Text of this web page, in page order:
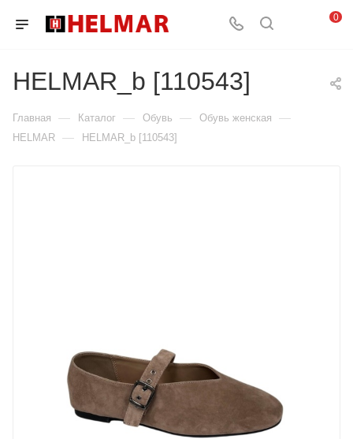
0
HELMAR_b [110543]
Главная — Каталог — Обувь — Обувь женская —
HELMAR — HELMAR_b [110543]